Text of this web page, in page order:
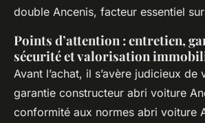
double Ancenis, facteur essentiel
Points d’attention : entretien,
sécurité et valorisation
Avant l’achat, il s’avère judicieux de
garantie constructeur abri voiture
conformité aux normes abri voiture